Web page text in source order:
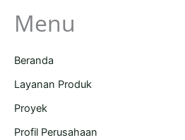
Menu
Beranda
Layanan Produk
Proyek
Profil Perusahaan